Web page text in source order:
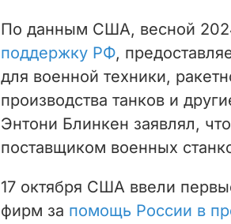
По данным США, весной
поддержку РФ,
для военной техники,
производства танков и
Энтони Блинкен заявлял,
поставщиком военных
17 октября США ввели
фирм за помощь России в